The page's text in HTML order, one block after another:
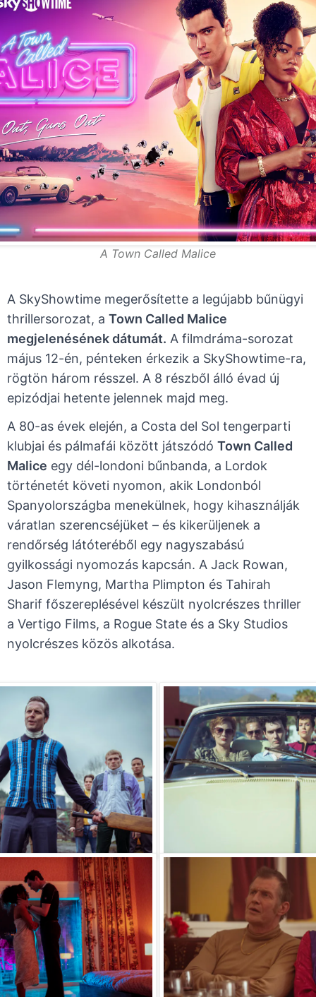
A Town Called Malice
A SkyShowtime megerősítette a legújabb bűnügyi
thrillersorozat, a Town Called Malice
megjelenésének dátumát. A filmdráma-sorozat
május 12-én, pénteken érkezik a SkyShowtime-ra,
rögtön három résszel. A 8 részből álló évad új
epizódjai hetente jelennek majd meg.
A 80-as évek elején, a Costa del Sol tengerparti
klubjai és pálmafái között játszódó Town Called
Malice egy dél-londoni bűnbanda, a Lordok
történetét követi nyomon, akik Londonból
Spanyolországba menekülnek, hogy kihasználják
váratlan szerencséjüket – és kikerüljenek a
rendőrség látóteréből egy nagyszabású
gyilkossági nyomozás kapcsán. A Jack Rowan,
Jason Flemyng, Martha Plimpton és Tahirah
Sharif főszereplésével készült nyolcrészes thriller
a Vertigo Films, a Rogue State és a Sky Studios
nyolcrészes közös alkotása.